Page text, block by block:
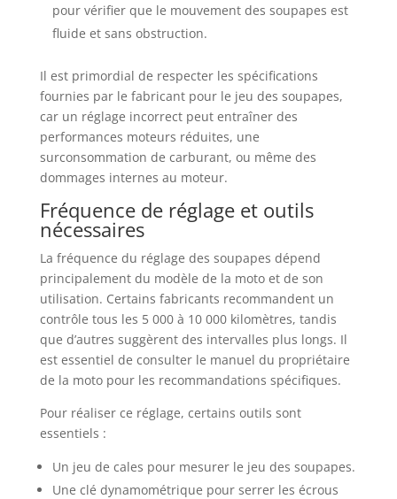
pour vérifier que le mouvement des soupapes est
fluide et sans obstruction.
Il est primordial de respecter les spécifications
fournies par le fabricant pour le jeu des soupapes,
car un réglage incorrect peut entraîner des
performances moteurs réduites, une
surconsommation de carburant, ou même des
dommages internes au moteur.
Fréquence de réglage et outils
nécessaires
La fréquence du réglage des soupapes dépend
principalement du modèle de la moto et de son
utilisation. Certains fabricants recommandent un
contrôle tous les 5 000 à 10 000 kilomètres, tandis
que d’autres suggèrent des intervalles plus longs. Il
est essentiel de consulter le manuel du propriétaire
de la moto pour les recommandations spécifiques.
Pour réaliser ce réglage, certains outils sont
essentiels :
Un jeu de cales pour mesurer le jeu des soupapes.
Une clé dynamométrique pour serrer les écrous